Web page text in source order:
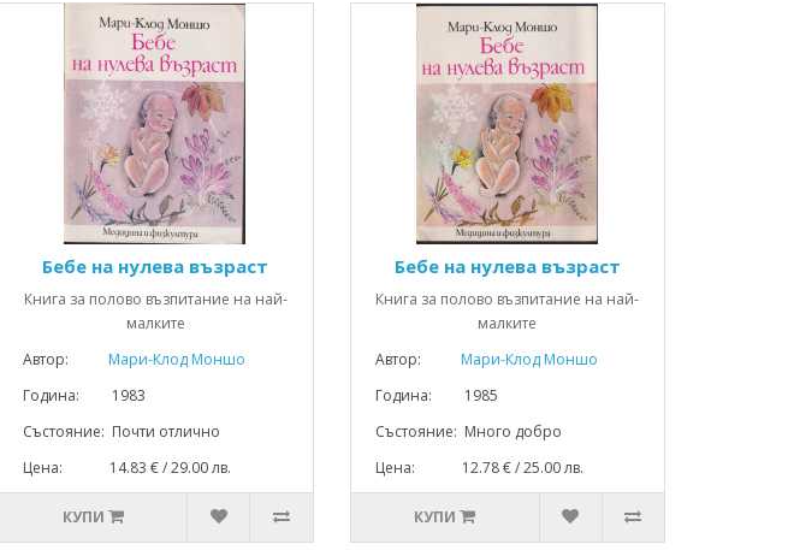
Бебе на нулева възраст
Книга за полово възпитание на най-
малките
Автор:
Мари-Клод Моншо
Година: 1983
Състояние: Почти отлично
Цена: 14.83 € / 29.00 лв.
КУПИ
Бебе на нулева възраст
Книга за полово възпитание на най-
малките
Автор:
Мари-Клод Моншо
Година: 1985
Състояние: Много добро
Цена: 12.78 € / 25.00 лв.
КУПИ